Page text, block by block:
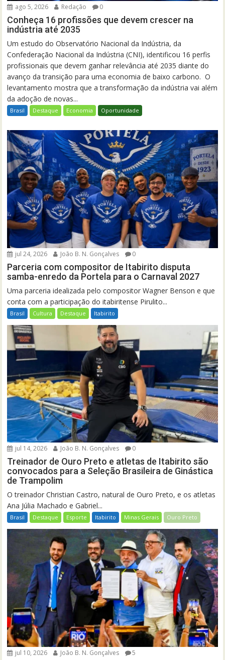
ago 5, 2026 Redação 0
Conheça 16 profissões que devem crescer na
indústria até 2035
Um estudo do Observatório Nacional da Indústria, da
Confederação Nacional da Indústria (CNI), identificou 16 perfis
profissionais que devem ganhar relevância até 2035 diante do
avanço da transição para uma economia de baixo carbono. O
levantamento mostra que a transformação da indústria vai além
da adoção de novas...
Brasil Destaque Economia Oportunidade
jul 24, 2026 João B. N. Gonçalves 0
Parceria com compositor de Itabirito disputa
samba-enredo da Portela para o Carnaval 2027
Uma parceria idealizada pelo compositor Wagner Benson e que
conta com a participação do itabiritense Pirulito...
Brasil Cultura Destaque Itabirito
jul 14, 2026 João B. N. Gonçalves 0
Treinador de Ouro Preto e atletas de Itabirito são
convocados para a Seleção Brasileira de Ginástica
de Trampolim
O treinador Christian Castro, natural de Ouro Preto, e os atletas
Ana Júlia Machado e Gabriel...
Brasil Destaque Esporte Itabirito Minas Gerais Ouro Preto
jul 10, 2026 João B. N. Gonçalves 5